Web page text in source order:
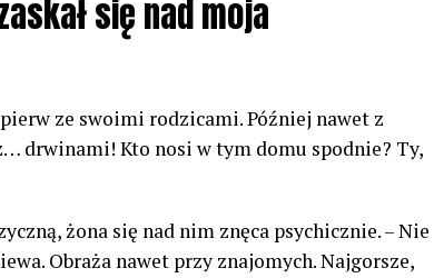
się nad moja
ze swoimi rodzicami. Później nawet z
drwinami! Kto nosi w tym domu spodnie? Ty,
żona się nad nim znęca psychicznie. – Nie
Obraża nawet przy znajomych. Najgorsze,